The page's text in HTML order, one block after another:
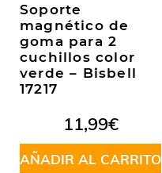
Soporte
magnético de
goma para 2
cuchillos color
verde – Bisbell
17217
11,99€
AÑADIR AL CARRITO